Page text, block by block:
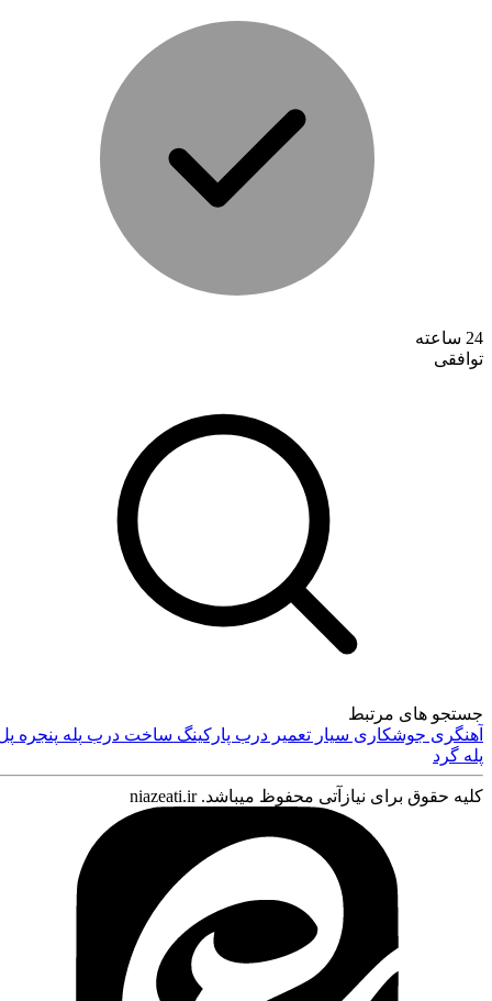
ورود
24 ساعته
توافقی
جستجو های مرتبط
آهنگریجوشکاری سیار تعمیر درب پارکینگساخت دربپلهپنجرهپل
پله گرد
کلیه حقوق برای نیازآتی محفوظ میباشد. niazeati.ir